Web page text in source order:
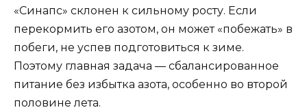
«Синапс» склонен к сильному росту. Если
перекормить его азотом, он может «побежать» в
побеги, не успев подготовиться к зиме.
Поэтому главная задача — сбалансированное
питание без избытка азота, особенно во второй
половине лета.